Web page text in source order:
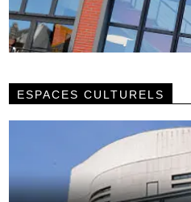
ESPACES CULTURELS